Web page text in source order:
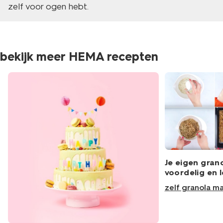
zelf voor ogen hebt.
bekijk meer HEMA recepten
Je eigen
voordelig en
zelf granola